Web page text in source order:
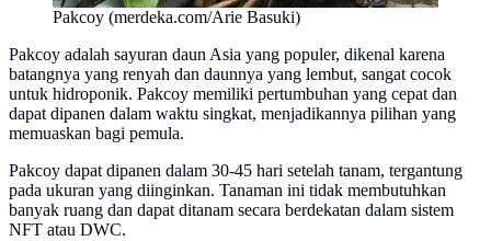
Pakcoy (merdeka.com/Arie Basuki)
Pakcoy adalah sayuran daun Asia yang populer, dikenal karena
batangnya yang renyah dan daunnya yang lembut, sangat cocok
untuk hidroponik. Pakcoy memiliki pertumbuhan yang cepat dan
dapat dipanen dalam waktu singkat, menjadikannya pilihan yang
memuaskan bagi pemula.
Pakcoy dapat dipanen dalam 30-45 hari setelah tanam, tergantung
pada ukuran yang diinginkan. Tanaman ini tidak membutuhkan
banyak ruang dan dapat ditanam secara berdekatan dalam sistem
NFT atau DWC.